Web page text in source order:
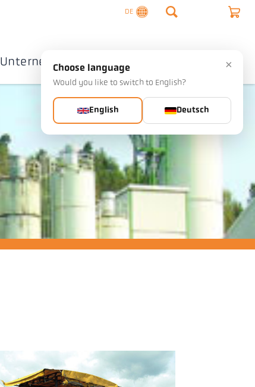
DE
Unternehmen Kontakte ×
Choose language
Would you like to switch to English?
English Deutsch